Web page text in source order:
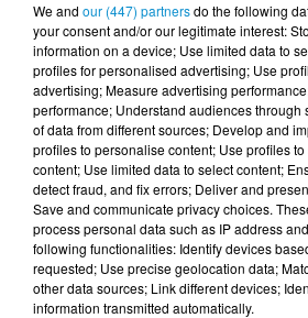
DERNIERS PODCASTS
24 juillet 2026
Les Zinformés -
We and our (447) partnersdo the following
your consent and/or our legitimate interest:
information on a device; Use limited data to
profiles for personalised advertising; Use
advertising; Measure advertising
performance; Understand audiences through
of data from different sources; Develop and
profiles to personalise content; Use profiles
content; Use limited data to select content;
detect fraud, and fix errors; Deliver and
Save and communicate privacy choices.
process personal data such as IP address
following functionalities: Identify devices
requested; Use precise geolocation data;
other data sources; Link different devices;
information transmitted automatically.